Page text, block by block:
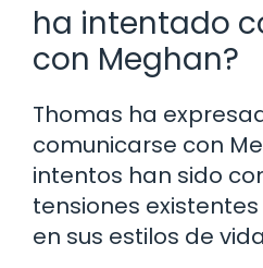
ha intentado
con Meghan?
Thomas ha
comunicarse con
intentos han sido
tensiones
en sus estilos de